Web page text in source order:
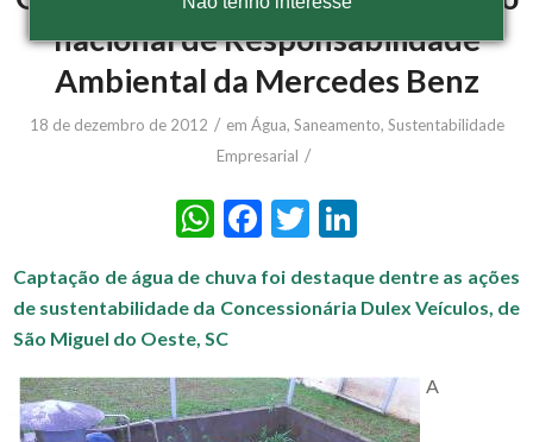
nacional de Responsabilidade
Ambiental da Mercedes Benz
18 de dezembro de 2012 / em Água, Saneamento, Sustentabilidade
Empresarial /
WhatsApp
Facebook
Twitter
Captação de água de chuva foi destaque dentre as ações
de sustentabilidade da Concessionária Dulex Veículos, de
São Miguel do Oeste, SC
A